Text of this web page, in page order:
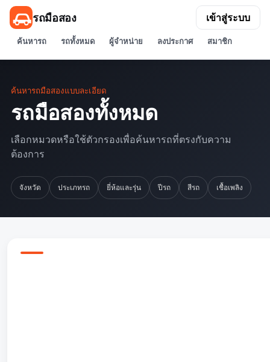
รถมือสอง
ค้นหารถ รถทั้งหมด ผู้จำหน่าย ลงประกาศ สมาชิก
เข้าสู่ระบบ
ค้นหารถมือสองแบบละเอียด
รถมือสองทั้งหมด
เลือกหมวดหรือใช้ตัวกรองเพื่อค้นหารถที่ตรงกับความ
ต้องการ
จังหวัด ประเภทรถ ยี่ห้อและรุ่น ปีรถ สีรถ เชื้อเพลิง